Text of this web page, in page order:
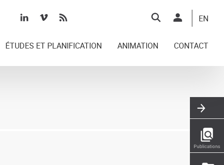
Top
EN
ÉTUDES ET PLANIFICATION ANIMATION CONTACT